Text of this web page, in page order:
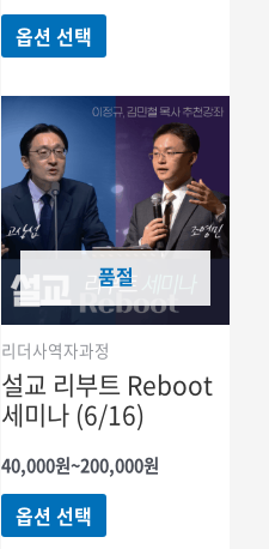
옵션 선택
여러
상품
이
상품에
있습니다.
상품
페이지에서
옵션을
선택할
수
있습니다
품절
리더사역자과정
설교 리부트 Reboot
세미나 (6/16)
40,000원~200,000원가격
옵션 선택
여러
상품